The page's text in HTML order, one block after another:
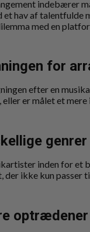
indebærer
hav af talentfulde
med en
for
efter en
er målet et
genrer
inden for et
der ikke kun passer
optrædener